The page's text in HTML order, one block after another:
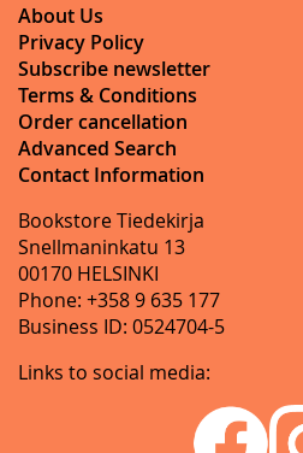
About Us
Privacy Policy
Subscribe newsletter
Terms & Conditions
Order cancellation
Advanced Search
Contact Information
Bookstore Tiedekirja
Snellmaninkatu 13
00170 HELSINKI
Phone: +358 9 635 177
Business ID: 0524704-5
Links to social media: